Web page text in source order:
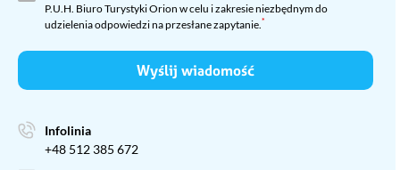
P.U.H. Biuro Turystyki Orion w celu i zakresie niezbędnym do
udzielenia odpowiedzi na przesłane zapytanie. *
Wyślij wiadomość
Infolinia
+48 512 385 672